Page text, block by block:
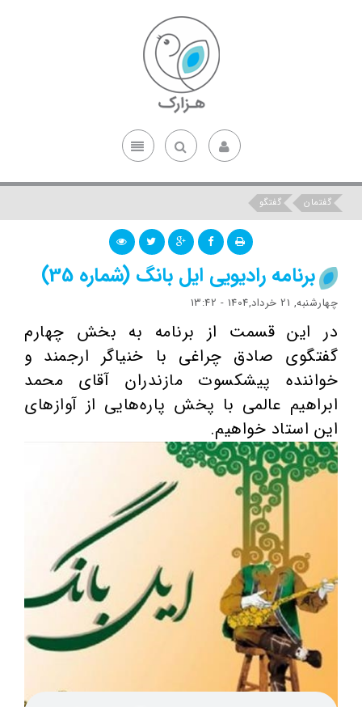
گفتمان گفتگو
برنامه رادیویی ایل بانگ (شماره 35)
چهارشنبه, 21 خرداد,1404 - 13:42
در این قسمت از برنامه به بخش چهارم
گفتگوی صادق چراغی با خنیاگر ارجمند و
خواننده پیشکسوت مازندران آقای محمد
ابراهیم عالمی با پخش پاره‌هایی از آوازهای
این استاد خواهیم.